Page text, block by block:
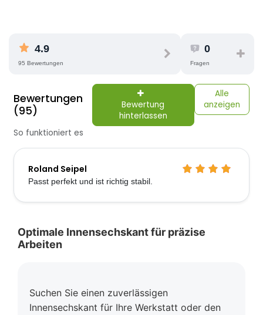
4.9
95 Bewertungen
0
Fragen
Bewertungen
(95)
Bewertung
hinterlassen
Alle
anzeigen
So funktioniert es
Roland Seipel
Passt perfekt und ist richtig stabil.
Optimale Innensechskant für präzise
Arbeiten
Suchen Sie einen zuverlässigen
Innensechskant für Ihre Werkstatt oder den